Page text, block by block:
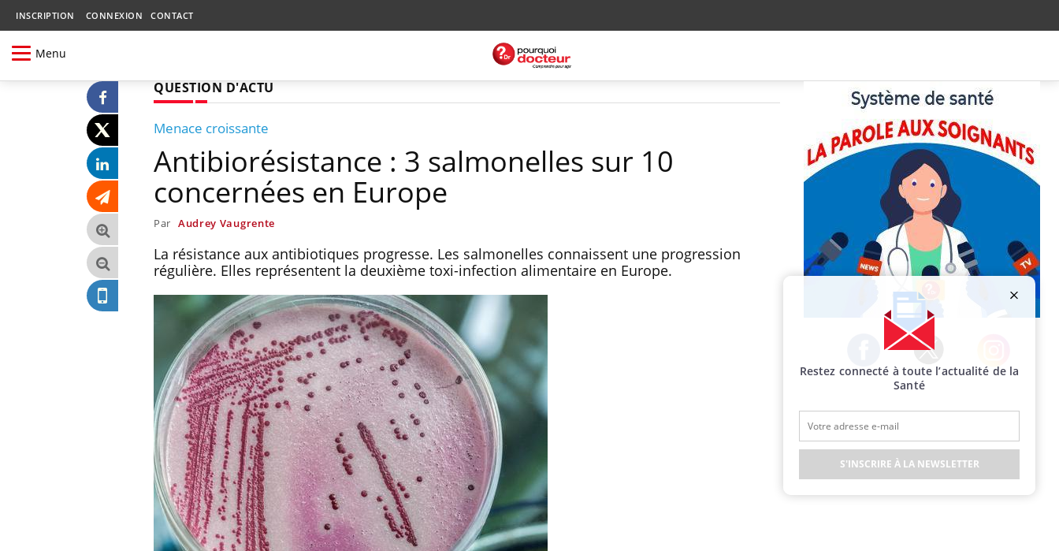
INSCRIPTION CONNEXION CONTACT
Menu
QUESTION D'ACTU
Menace croissante
Antibiorésistance : 3 salmonelles sur 10
concernées en Europe
Par Audrey Vaugrente
La résistance aux antibiotiques progresse. Les salmonelles connaissent une progression
régulière. Elles représentent la deuxième toxi-infection alimentaire en Europe.
Facebook Twitter Instagram
Restez connecté à toute l’actualité de la
Santé
S'INSCRIRE À LA NEWSLETTER